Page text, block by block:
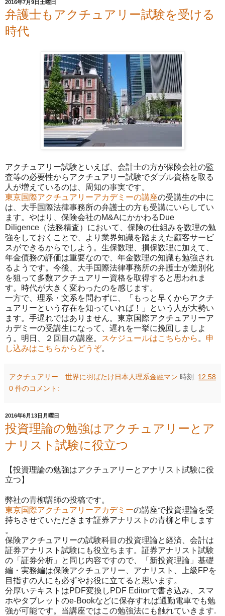
2016年7月9日土曜日
弁護士もアクチュアリー試験を受ける
時代
アクチュアリー試験といえば、会計士の方が保険会社の監
査等の必要性からアクチュアリー試験でダブル資格を取る
人が増えているのは、周知の事実です。
東京国際アクチュアリーアカデミーの講座の受講生の中に
は、大手国際法律事務所の弁護士の方も受講にいらしてい
ます。やはり、保険会社のM&AにかかわるDue
Diligence（法務精査）において、保険の仕組みを数理の勉
強をしておくことで、より業界知識を踏まえた顧客サービ
スができるからでしよう。生保数理、損保数理に加えて、
年金債務の評価は重要なので、年金数理の知識も勉強され
るようです。今後、大手国際法律事務所の弁護士が差別化
を狙って多数アクチュアリー資格を取得すると思われま
す。時代が大きく変わったのを感じます。
一方で、理系・文系を問わずに、「もっと早くからアクチ
ュアリーという存在を知っていれば！」という人が大勢い
ます。手遅れではありません。東京国際アクチュアリーア
カデミーの受講生になって、遅れを一挙に挽回しましよ
う。明日、２回目の講座。
スケジュールはこちらから 。 申
し込みはこちらからどうぞ。
アクチュアリー 世界に羽ばたけ日本人理系金融マン 時刻: 12:58
0 件のコメント:
2016年6月13日月曜日
投資理論の勉強はアクチュアリーとア
ナリスト試験に役立つ
【投資理論の勉強はアクチュアリーとアナリスト試験に役
立つ】
弊社の青柳講師の投稿です。
東京国際アクチュアリーアカデミーの講座で投資理論を受
持ちさせていただきます証券アナリストの青柳と申します
。
保険アクチュアリーの試験科目の投資理論と経済、会計は
証券アナリスト試験にも役立ちます。証券アナリスト試験
の「証券分析」と同じ内容ですので、「新投資理論」基礎
編・実務編は保険アクチュアリー、アナリスト、上級FPを
目指すの人にも必ずやお役に立てると思います。
分厚いテキストはPDF変換しPDF Editorで書き込み、スマ
ホやタブレットのe-Bookなどに保存すれば通勤電車でも勉
強が可能です。当講座ではこの勉強法にも触れていきます.